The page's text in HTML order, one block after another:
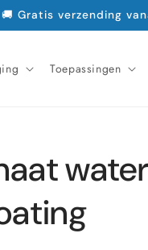
Gratis verzending
Toepassingen